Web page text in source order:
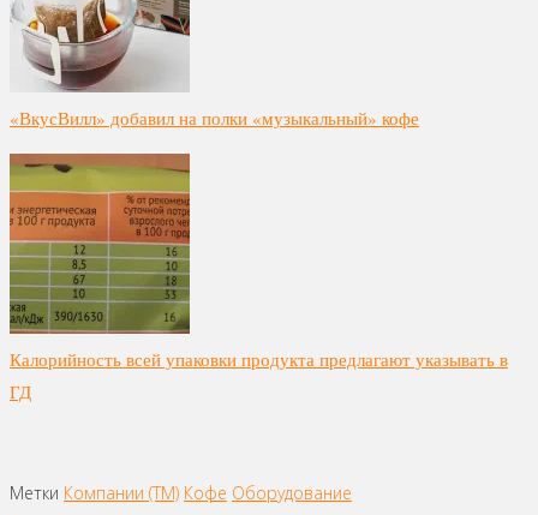
«ВкусВилл» добавил на полки «музыкальный» кофе
Калорийность всей упаковки продукта предлагают указывать в
ГД
Метки Компании (ТМ) Кофе Оборудование